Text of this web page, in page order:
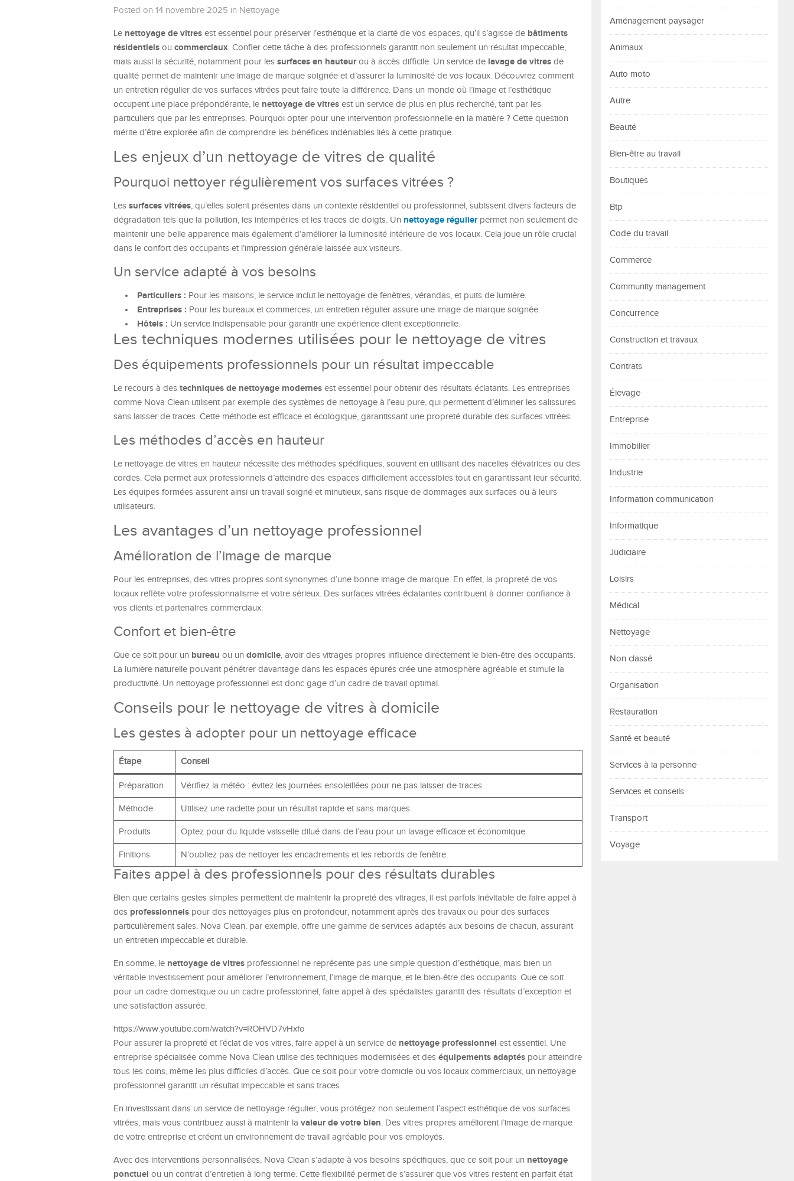
Posted on 14 novembre 2025 in Nettoyage
Le nettoyage de vitres est essentiel pour préserver l’esthétique et la clarté de vos espaces, qu’il s’agisse de bâtiments
résidentiels ou commerciaux. Confier cette tâche à des professionnels garantit non seulement un résultat impeccable,
mais aussi la sécurité, notamment pour les surfaces en hauteurou à accès difficile. Un service de lavage de vitres de
qualité permet de maintenir une image de marque soignée et d’assurer la luminosité de vos locaux. Découvrez comment
un entretien régulier de vos surfaces vitrées peut faire toute la différence. Dans un monde où l’image et l’esthétique
occupent une place prépondérante, le nettoyage de vitres est un service de plus en plus recherché, tant par les
particuliers que par les entreprises. Pourquoi opter pour une intervention professionnelle en la matière ? Cette question
mérite d’être explorée afin de comprendre les bénéfices indéniables liés à cette pratique.
Les enjeux d’un nettoyage de vitres de qualité
Pourquoi nettoyer régulièrement vos surfaces vitrées ?
Les surfaces vitrées, qu’elles soient présentes dans un contexte résidentiel ou professionnel, subissent divers facteurs de
dégradation tels que la pollution, les intempéries et les traces de doigts. Un nettoyage régulierpermet non seulement de
maintenir une belle apparence mais également d’améliorer la luminosité intérieure de vos locaux. Cela joue un rôle crucial
dans le confort des occupants et l’impression générale laissée aux visiteurs.
Un service adapté à vos besoins
Particuliers : Pour les maisons, le service inclut le nettoyage de fenêtres, vérandas, et puits de lumière.
Entreprises : Pour les bureaux et commerces, un entretien régulier assure une image de marque soignée.
Hôtels : Un service indispensable pour garantir une expérience client exceptionnelle.
Les techniques modernes utilisées pour le nettoyage de vitres
Des équipements professionnels pour un résultat impeccable
Le recours à des techniques de nettoyage modernes est essentiel pour obtenir des résultats éclatants. Les entreprises
comme Nova Clean utilisent par exemple des systèmes de nettoyage à l’eau pure, qui permettent d’éliminer les salissures
sans laisser de traces. Cette méthode est efficace et écologique, garantissant une propreté durable des surfaces vitrées.
Les méthodes d’accès en hauteur
Le nettoyage de vitres en hauteur nécessite des méthodes spécifiques, souvent en utilisant des nacelles élévatrices ou des
cordes. Cela permet aux professionnels d’atteindre des espaces difficilement accessibles tout en garantissant leur sécurité.
Les équipes formées assurent ainsi un travail soigné et minutieux, sans risque de dommages aux surfaces ou à leurs
utilisateurs.
Les avantages d’un nettoyage professionnel
Amélioration de l’image de marque
Pour les entreprises, des vitres propres sont synonymes d’une bonne image de marque. En effet, la propreté de vos
locaux reflète votre professionnalisme et votre sérieux. Des surfaces vitrées éclatantes contribuent à donner confiance à
vos clients et partenaires commerciaux.
Confort et bien-être
Que ce soit pour un bureau ou un domicile, avoir des vitrages propres influence directement le bien-être des occupants.
La lumière naturelle pouvant pénétrer davantage dans les espaces épurés crée une atmosphère agréable et stimule la
productivité. Un nettoyage professionnel est donc gage d’un cadre de travail optimal.
Conseils pour le nettoyage de vitres à domicile
Les gestes à adopter pour un nettoyage efficace
Étape Conseil
Préparation Vérifiez la météo : évitez les journées ensoleillées pour ne pas laisser de traces.
Méthode Utilisez une raclette pour un résultat rapide et sans marques.
Produits Optez pour du liquide vaisselle dilué dans de l’eau pour un lavage efficace et économique.
Finitions N’oubliez pas de nettoyer les encadrements et les rebords de fenêtre.
Faites appel à des professionnels pour des résultats durables
Bien que certains gestes simples permettent de maintenir la propreté des vitrages, il est parfois inévitable de faire appel à
des professionnels pour des nettoyages plus en profondeur, notamment après des travaux ou pour des surfaces
particulièrement sales. Nova Clean, par exemple, offre une gamme de services adaptés aux besoins de chacun, assurant
un entretien impeccable et durable.
En somme, le nettoyage de vitres professionnel ne représente pas une simple question d’esthétique, mais bien un
véritable investissement pour améliorer l’environnement, l’image de marque, et le bien-être des occupants. Que ce soit
pour un cadre domestique ou un cadre professionnel, faire appel à des spécialistes garantit des résultats d’exception et
une satisfaction assurée.
https://www.youtube.com/watch?v=ROHVD7vHxfo
Pour assurer la propreté et l’éclat de vos vitres, faire appel à un service de nettoyage professionnel est essentiel. Une
entreprise spécialisée comme Nova Clean utilise des techniques modernisées et des équipements adaptés pour atteindre
tous les coins, même les plus difficiles d’accès. Que ce soit pour votre domicile ou vos locaux commerciaux, un nettoyage
professionnel garantit un résultat impeccable et sans traces.
En investissant dans un service de nettoyage régulier, vous protégez non seulement l’aspect esthétique de vos surfaces
vitrées, mais vous contribuez aussi à maintenir la valeur de votre bien. Des vitres propres améliorent l’image de marque
de votre entreprise et créent un environnement de travail agréable pour vos employés.
Avec des interventions personnalisées, Nova Clean s’adapte à vos besoins spécifiques, que ce soit pour un nettoyage
ponctuel ou un contrat d’entretien à long terme. Cette flexibilité permet de s’assurer que vos vitres restent en parfait état
Aménagement paysager
Animaux
Auto moto
Autre
Beauté
Bien-être au travail
Boutiques
Btp
Code du travail
Commerce
Community management
Concurrence
Construction et travaux
Contrats
Élevage
Entreprise
Immobilier
Industrie
Information communication
Informatique
Judiciaire
Loisirs
Médical
Nettoyage
Non classé
Organisation
Restauration
Santé et beauté
Services à la personne
Services et conseils
Transport
Voyage